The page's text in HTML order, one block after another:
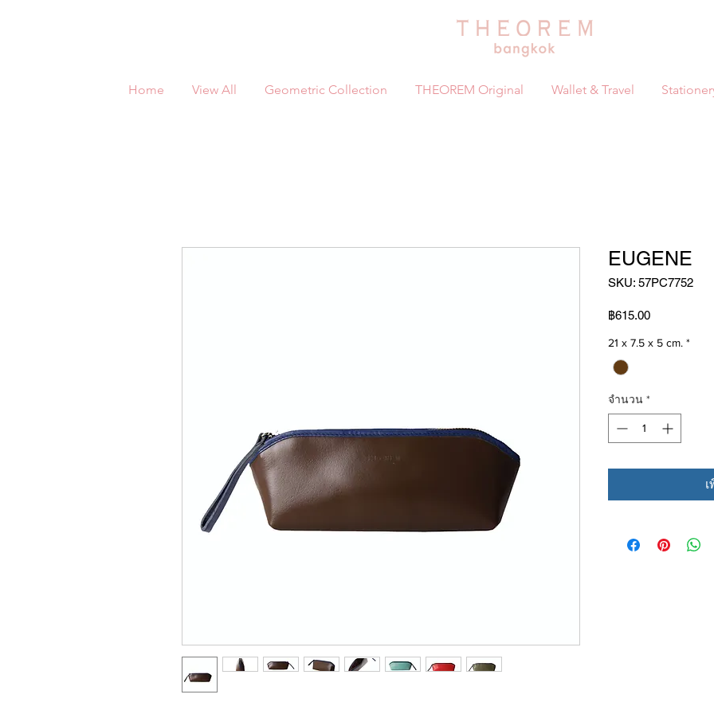
Home View All Geometric Collection THEOREM Original Wallet & Travel
EUGENE
SKU: 57PC7752
฿615.00ราคา
21 x 7.5 x 5 cm. *
จำนวน *